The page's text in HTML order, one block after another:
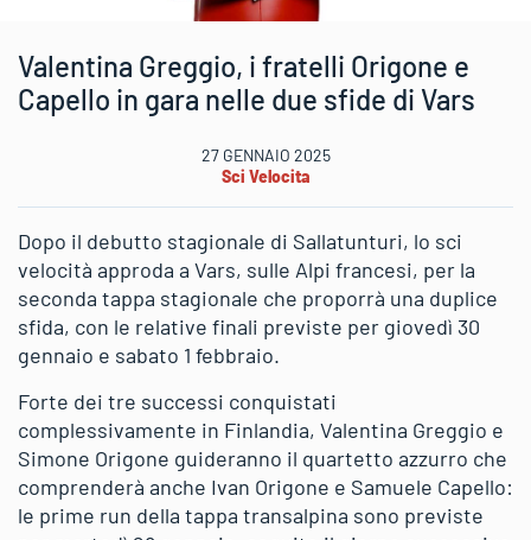
Valentina Greggio, i fratelli Origone e
Capello in gara nelle due sfide di Vars
27 GENNAIO 2025
Sci Velocita
Dopo il debutto stagionale di Sallatunturi, lo sci
velocità approda a Vars, sulle Alpi francesi, per la
seconda tappa stagionale che proporrà una duplice
sfida, con le relative finali previste per giovedì 30
gennaio e sabato 1 febbraio.
Forte dei tre successi conquistati
complessivamente in Finlandia, Valentina Greggio e
Simone Origone guideranno il quartetto azzurro che
comprenderà anche Ivan Origone e Samuele Capello:
le prime run della tappa transalpina sono previste